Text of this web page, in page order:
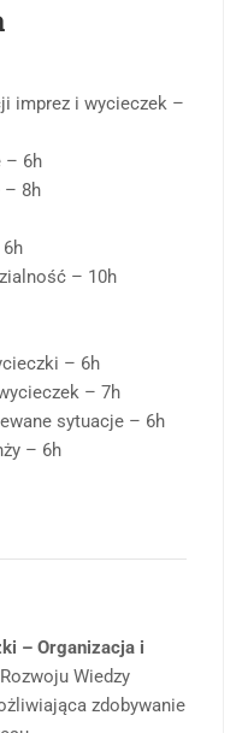
imprez i wycieczek –
– 6h
– 8h
– 10h
– 6h
– 7h
sytuacje – 6h
– 6h
– Organizacja i
Wiedzy
zdobywanie